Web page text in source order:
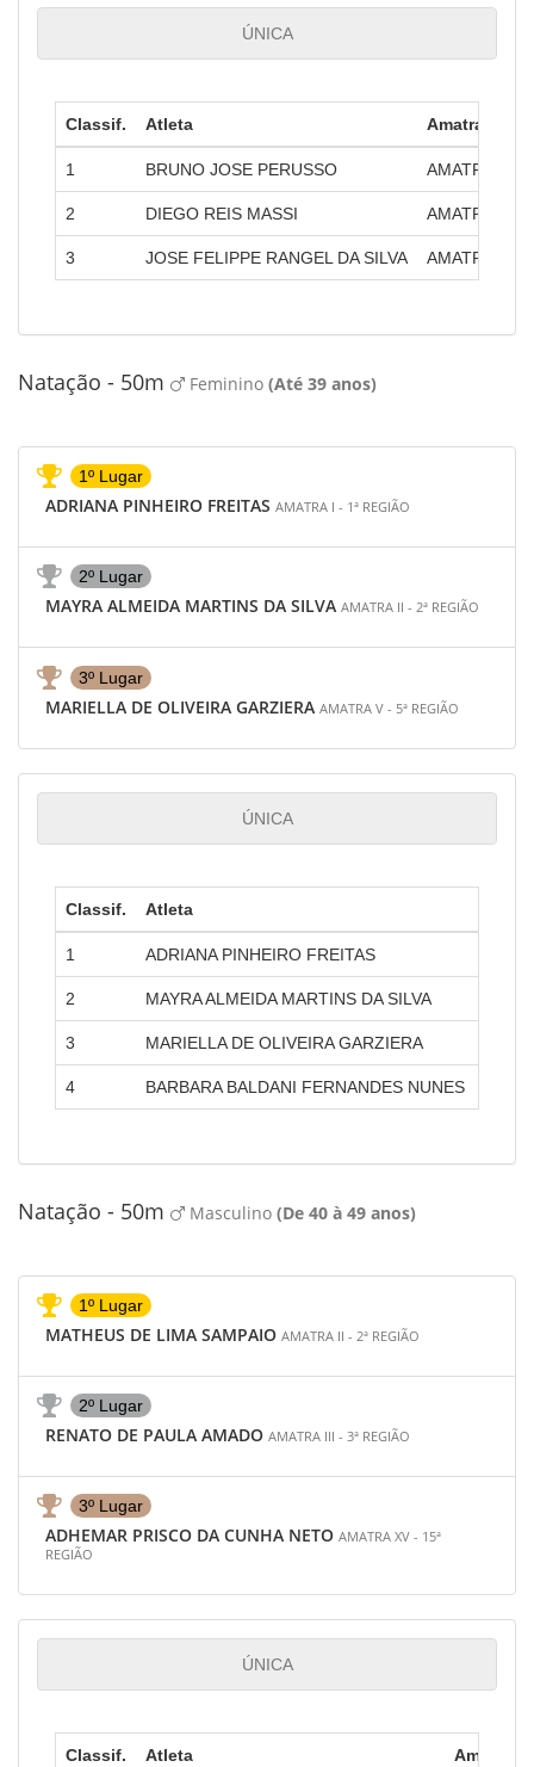
ÚNICA
Classif. Atleta Amatra
1 BRUNO JOSE PERUSSO AMATRA II -
2 DIEGO REIS MASSI AMATRA II -
3 JOSE FELIPPE RANGEL DA SILVA AMATRA I -
Natação - 50m Feminino (Até 39 anos)
1º Lugar
ADRIANA PINHEIRO FREITAS AMATRA I - 1ª REGIÃO
2º Lugar
MAYRA ALMEIDA MARTINS DA SILVA AMATRA II - 2ª REGIÃO
3º Lugar
MARIELLA DE OLIVEIRA GARZIERA AMATRA V - 5ª REGIÃO
ÚNICA
Classif. Atleta
1 ADRIANA PINHEIRO FREITAS
2 MAYRA ALMEIDA MARTINS DA SILVA
3 MARIELLA DE OLIVEIRA GARZIERA
4 BARBARA BALDANI FERNANDES NUNES
Natação - 50m Masculino (De 40 à 49 anos)
1º Lugar
MATHEUS DE LIMA SAMPAIO AMATRA II - 2ª REGIÃO
2º Lugar
RENATO DE PAULA AMADO AMATRA III - 3ª REGIÃO
3º Lugar
ADHEMAR PRISCO DA CUNHA NETO AMATRA XV - 15ª
REGIÃO
ÚNICA
Classif. Atleta Amatra